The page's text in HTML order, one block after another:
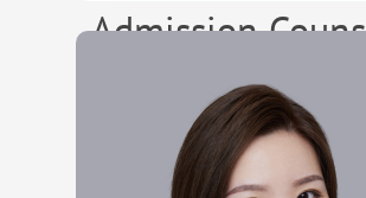
学位。中学时期通过纽约特殊
立高中——布朗克斯科学高中
（Bronx High School of
亲身经历美国顶尖公立教育体
界名校申请全过程，对美英教
学术兴趣及成长经历，制定精
生在跨文化背景、学科交叉兴
导力发展方面的独特优势，帮
打造真实、有深度且不可复制
形象。在文书规划、活动设计
多年来，Gary已成功指导学生
佛大学、耶鲁大学、普林斯顿
斯坦福大学（HYPS）、哥伦比
学、宾夕法尼亚大学、康奈尔
阅读更多
Admission